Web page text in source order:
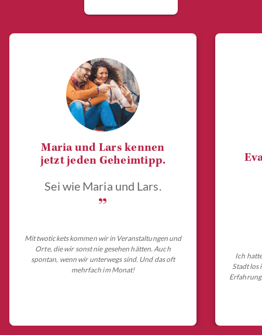
Maria und Lars kennen
jetzt jeden Geheimtipp.
Sei wie Maria und Lars.
„
Mit twotickets kommen wir in Veranstaltungen und
Orte, die wir sonst nie gesehen hätten. Auch
spontan, wenn wir unterwegs sind. Und das oft
mehrfach im Monat!
Ich
Stadt los